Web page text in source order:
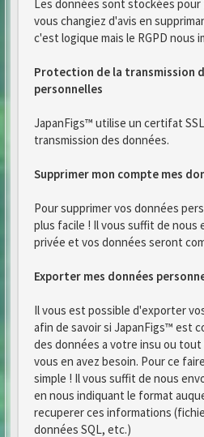
Les données sont stockées pour
vous changiez d'avis en
c'est logique mais le RGPD nous
Protection de la transmission
personnelles
JapanFigs™ utilise un certifat
transmission des données.
Supprimer mon compte mes
Pour supprimer vos données
plus facile ! Il vous suffit de nous
privée et vos données seront
Exporter mes données
Il vous est possible d'exporter
afin de savoir si JapanFigs™ est
des données a votre insu ou
vous en avez besoin. Pour ce
simple ! Il vous suffit de nous
en nous indiquant le format
recuperer ces informations
données SQL, etc.)